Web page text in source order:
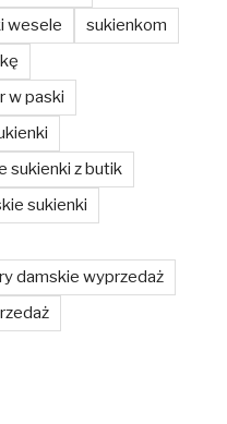
wesele
sukienkom
w paski
sukienki z butik
sukienki
damskie wyprzedaż